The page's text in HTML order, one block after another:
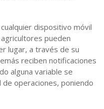
dispositivo móvil
pueden
lugar, a través de su
reciben notificaciones
alguna variable se
operaciones, poniendo